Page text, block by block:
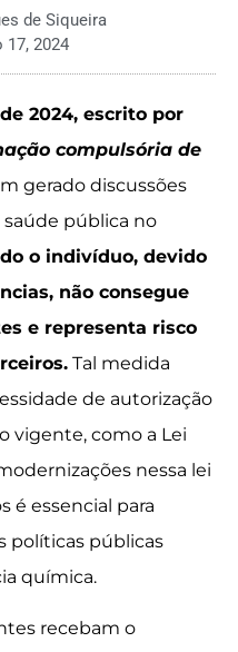
de Siqueira
17, 2024
2024, escrito por
compulsória de
gerado discussões
pública no
o indivíduo, devido
não consegue
e representa risco
Tal medida
de autorização
vigente, como a Lei
nessa lei
é essencial para
políticas públicas
química.
recebam o